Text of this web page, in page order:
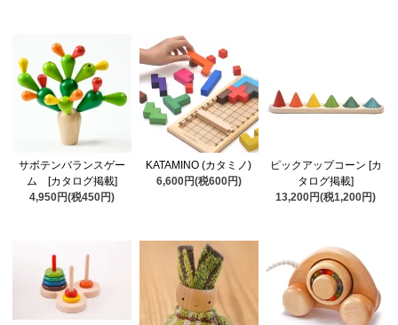
サボテンバランスゲー
ム [カタログ掲載]
4,950円(税450円)
KATAMINO (カタミノ)
6,600円(税600円)
ピックアップコーン [カ
タログ掲載]
13,200円(税1,200円)